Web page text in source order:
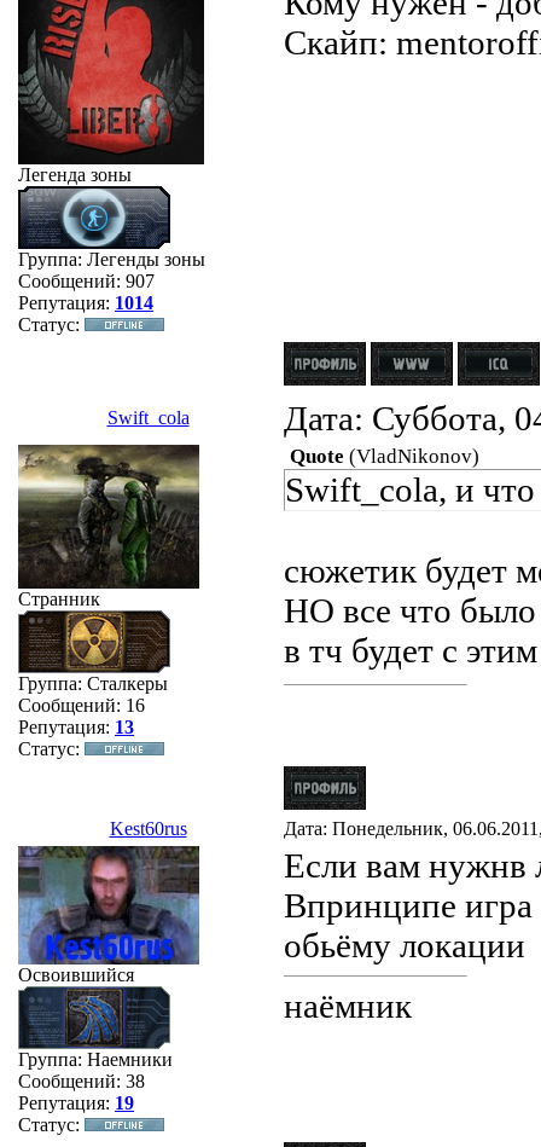
Легенда зоны
Группа: Легенды зоны
Сообщений: 907
Репутация: 1014
Статус:
Скайп:
Swift_cola Дата: Суббота,
Странник
Группа: Сталкеры
Сообщений: 16
Репутация: 13
Статус:
Quote (VladNikonov)
Swift_cola, и
сюжетик будет
НО все что
в тч будет с
Kest60rus Дата: Понедельник,
Освоившийся
Группа: Наемники
Сообщений: 38
Репутация: 19
Статус:
Если вам нужнв
Впринципе игра
обьёму локации
наёмник